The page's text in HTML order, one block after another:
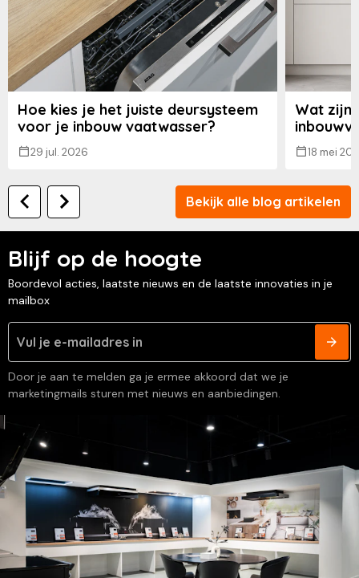
Hoe kies je het juiste deursysteem
voor je inbouw vaatwasser?
29 jul. 2026
Wat zijn
18 mei
Bekijk alle blog artikelen
Blijf op de hoogte
Boordevol acties, laatste nieuws en de laatste innovaties in je
mailbox
Door je aan te melden ga je ermee akkoord dat we je
marketingmails sturen met nieuws en aanbiedingen.